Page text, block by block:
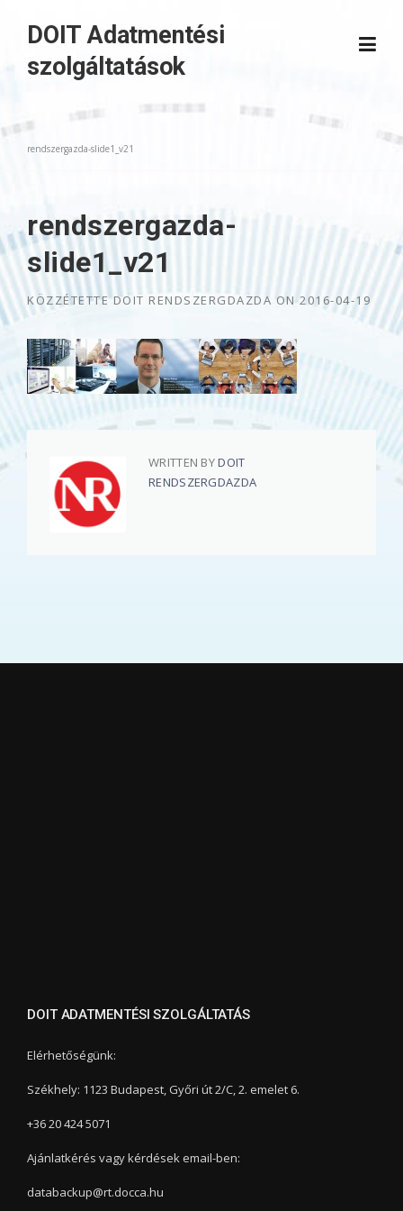
content
DOIT Adatmentési
szolgáltatások
rendszergazda-slide1_v21
rendszergazda-
slide1_v21
KÖZZÉTETTEDOIT RENDSZERGDAZDA ON2016-04-19
WRITTEN BYDOIT
RENDSZERGDAZDA
DOIT ADATMENTÉSI SZOLGÁLTATÁS
Elérhetőségünk:
Székhely: 1123 Budapest, Győri út 2/C, 2. emelet 6.
+36 20 424 5071
Ajánlatkérés vagy kérdések email-ben:
databackup@rt.docca.hu